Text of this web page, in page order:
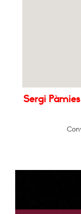
Sergi